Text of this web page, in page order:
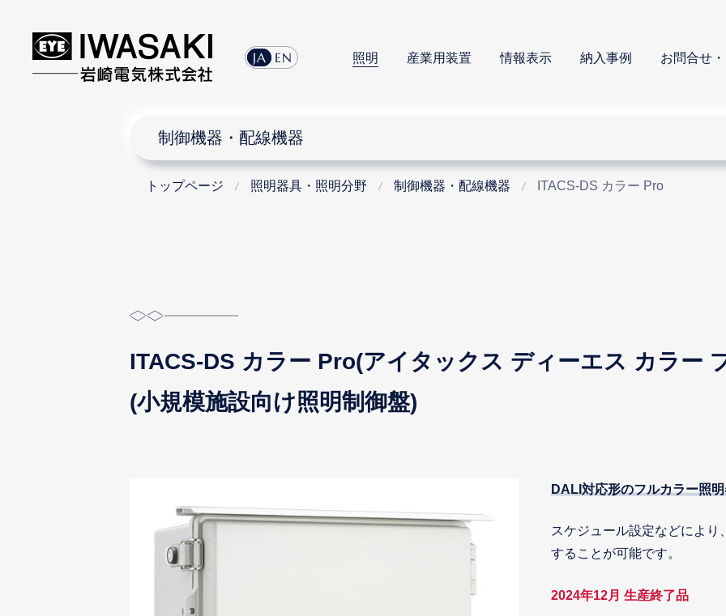
JA EN 照明 産業用装置 情報表示 納入事例 お問合せ
制御機器・配線機器
トップページ 照明器具・照明分野 制御機器・配線機器 ITACS-DS カラー Pro
ITACS-DS カラー Pro(アイタックス ディーエス カラー
(小規模施設向け照明制御盤)
DALI対応形のフルカラー照
スケジュール設定などによ
することが可能です。
2024年12月 生産終了品
menu